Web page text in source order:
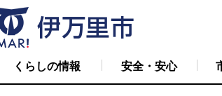
くらしの情報 安全・安心